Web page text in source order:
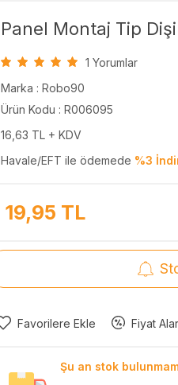
Panel Montaj Tip
1 Yorumlar
Marka : Robo90
Ürün Kodu : R006095
16,63 TL + KDV
Havale/EFT ile ödemede %3
19,95 TL
Favorilere Ekle Fiyat
Şu an stok